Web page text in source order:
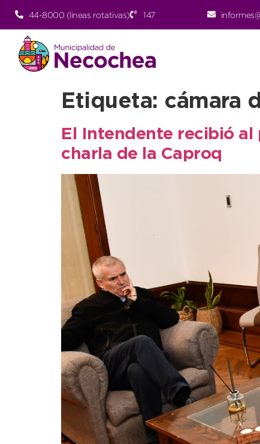
44-8000 (lineas rotativas) 147
Etiqueta: cámara
El Intendente recibió al
charla de la Caproq